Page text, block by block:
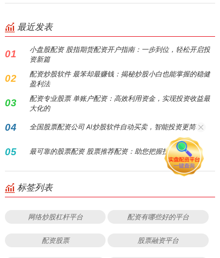
最近发表
01
小盘股配资 股指期货配资开户指南：一步到位，轻松开启投
资新篇
02
配资炒股软件 最笨却最赚钱：揭秘炒股小白也能掌握的稳健
盈利法
03
配资专业股票 单账户配资：高效利用资金，实现投资收益最
大化的
04 全国股票配资公司 AI炒股软件自动买卖，智能投资更简单。
05 最可靠的股票配资 股票推荐配资：助您把握投资机遇！
标签列表
网络炒股杠杆平台 配资有哪些好的平台
配资股票 股票融资平台